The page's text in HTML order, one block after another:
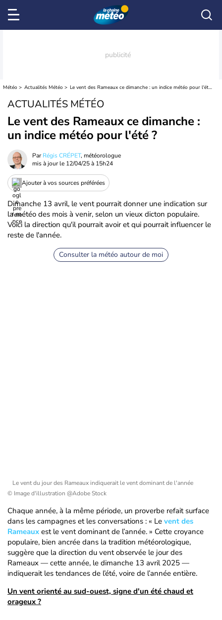
Météo Actualités Météo Le vent des Rameaux ce dimanche : un indice météo pour l'été ?
ACTUALITÉS MÉTÉO
Le vent des Rameaux ce dimanche :
un indice météo pour l'été ?
ParRégis CRÉPET, météorologue
mis à jour le 12/04/25 à 15h24
Ajouter à vos sources préférées
Dimanche 13 avril, le vent pourrait donner une indication sur
la météo des mois à venir, selon un vieux dicton populaire.
Voici la direction qu'il pourrait avoir et qui pourrait influencer le
reste de l'année.
Consulter la météo autour de moi
Le vent du jour des Rameaux indiquerait le vent dominant de l'année
© Image d'illustration @Adobe Stock
Chaque année, à la même période, un proverbe refait surface
dans les campagnes et les conversations : « Le vent des
Rameaux est le vent dominant de l’année. » Cette croyance
populaire, bien ancrée dans la tradition météorologique,
suggère que la direction du vent observée le jour des
Rameaux — cette année, le dimanche 13 avril 2025 —
indiquerait les tendances de l’été, voire de l’année entière.
Un vent orienté au sud-ouest, signe d'un été chaud et
orageux ?